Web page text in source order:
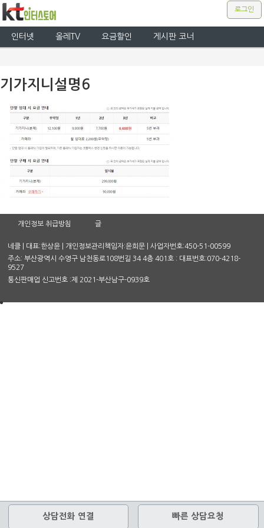
로그인
인터넷 올레TV 요금할인 게시판 코너
기가지니설명6
개인정보 취급방침 글
네클 | 대표:한상윤 | 개인정보관리책임자:윤희문 | 사업자번호:450-51-00599
주소: 부산광역시 수영구 남천동로108번길 34 4층 401호 : 대표번호:070-4218-
9527
통신판매업 신고번호 :제 2021-부산남구-0939호
상담전화 연결 빠른 상담요청